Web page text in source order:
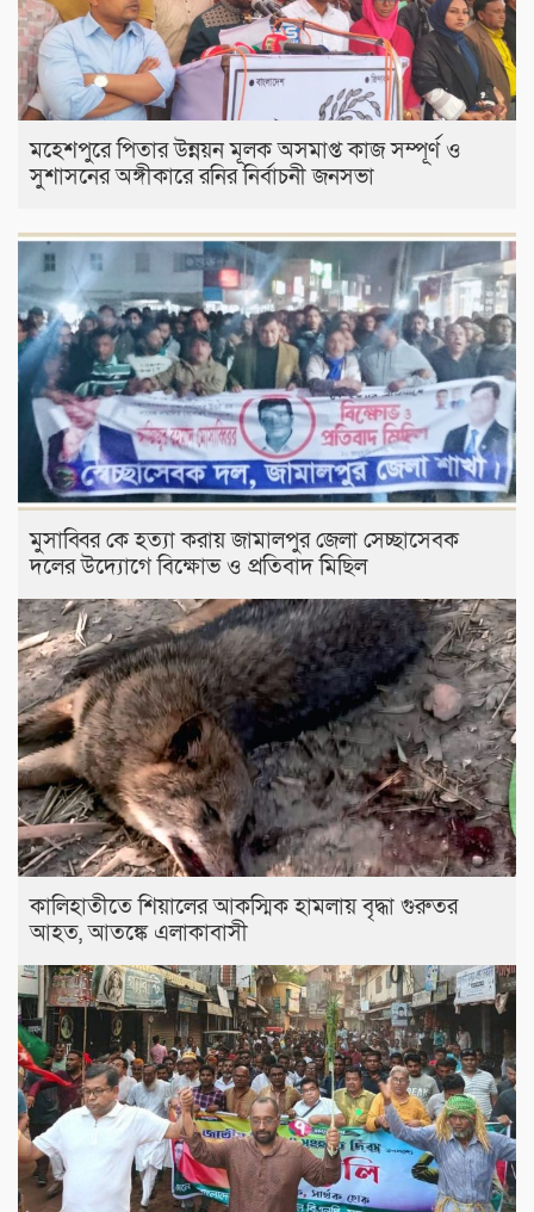
মহেশপুরে পিতার উন্নয়ন মূলক অসমাপ্ত কাজ সম্পূর্ণ ও
সুশাসনের অঙ্গীকারে রনির নির্বাচনী জনসভা
মুসাব্বির কে হত্যা করায় জামালপুর জেলা সেচ্ছাসেবক
দলের উদ্যোগে বিক্ষোভ ও প্রতিবাদ মিছিল
কালিহাতীতে শিয়ালের আকস্মিক হামলায় বৃদ্ধা গুরুতর
আহত, আতঙ্কে এলাকাবাসী